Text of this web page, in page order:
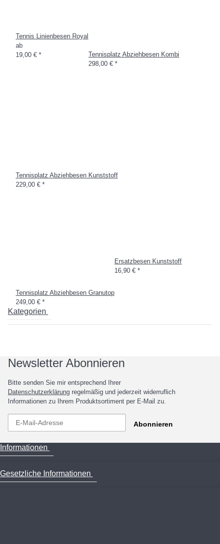
Tennis Linienbesen Royal
ab
19,00 € *
Tennisplatz Abziehbesen Kombi
298,00 € *
Tennisplatz Abziehbesen Kunststoff
229,00 € *
Tennisplatz Abziehbesen Granutop
249,00 € *
Ersatzbesen Kunststoff
16,90 € *
Kategorien
Newsletter Abonnieren
Bitte senden Sie mir entsprechend Ihrer
Datenschutzerklärung regelmäßig und jederzeit widerruflich
Informationen zu Ihrem Produktsortiment per E-Mail zu.
Abonnieren
Informationen
Gesetzliche Informationen